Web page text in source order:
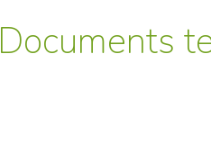
Documents